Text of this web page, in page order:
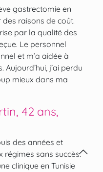
gastrectomie en
raisons de coût.
par la qualité des
Le personnel
et m’a aidée à
j’ai perdu
mieux dans ma
42 ans,
des années et
régimes sans succès.
clinique en Tunisie